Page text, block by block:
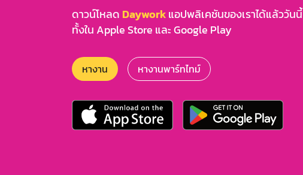
ดาวน์โหลด Dayworkแอปพลิเคชันของเราได้แล้ววันนี้
ทั้งใน Apple Store และ Google Play
หางาน หางานพาร์ทไทม์